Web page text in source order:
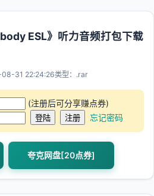
ESL》听力音频打包下载
08-31 22:24:26类型：.rar
(注册后可分享赚点券)
忘记密码
夸克网盘[20点券]